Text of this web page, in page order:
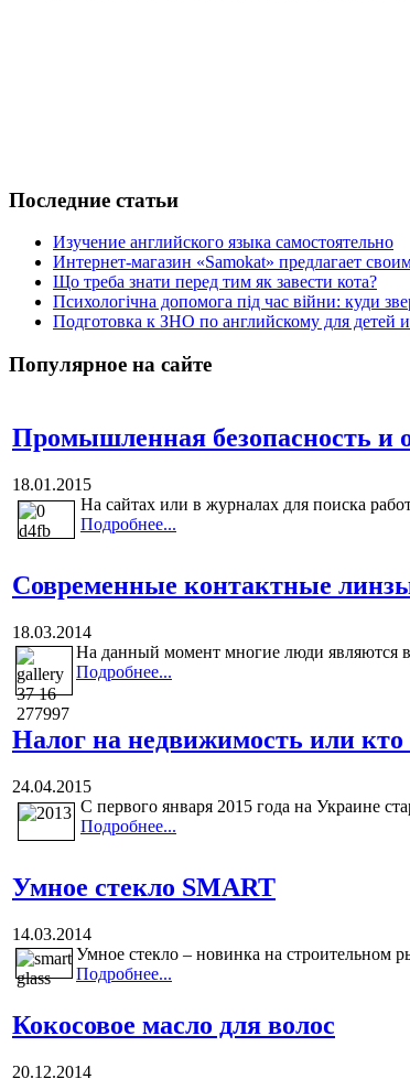
Последние статьи
Изучение английского языка самостоятельно
Интернет-магазин «Samokat» предлагает
Що треба знати перед тим як завести кота?
Психологічна допомога під час війни: куди
Подготовка к ЗНО по английскому для детей
Популярное на сайте
Промышленная безопасность и
18.01.2015
На сайтах или в журналах для поиска
Подробнее...
Современные контактные
18.03.2014
На данный момент многие люди являются
Подробнее...
Налог на недвижимость или кто
24.04.2015
С первого января 2015 года на Украине
Подробнее...
Умное стекло SMART
14.03.2014
Умное стекло – новинка на строительном
Подробнее...
Кокосовое масло для волос
20.12.2014